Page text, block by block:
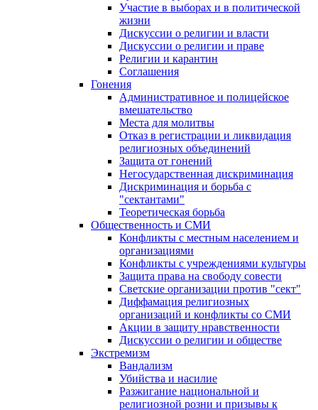
Участие в выборах и в политической
жизни
Дискуссии о религии и власти
Дискуссии о религии и праве
Религии и карантин
Соглашения
Гонения
Административное и полицейское
вмешательство
Места для молитвы
Отказ в регистрации и ликвидация
религиозных объединений
Защита от гонений
Негосударственная дискриминация
Дискриминация и борьба с
"сектантами"
Теоретическая борьба
Общественность и СМИ
Конфликты с местным населением и
организациями
Конфликты с учреждениями культуры
Защита права на свободу совести
Светские организации против "сект"
Диффамация религиозных
организаций и конфликты со СМИ
Акции в защиту нравственности
Дискуссии о религии и обществе
Экстремизм
Вандализм
Убийства и насилие
Разжигание национальной и
религиозной розни и призывы к